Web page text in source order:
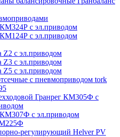
с эл.приводом
с эл.приводом
Z2 с эл.приводом
Z3 с эл.приводом
Z5 с эл.приводом
с пневмоприводом tork
Гранрег КМ305Ф с
с эл.приводом
регулирующий Helver PV